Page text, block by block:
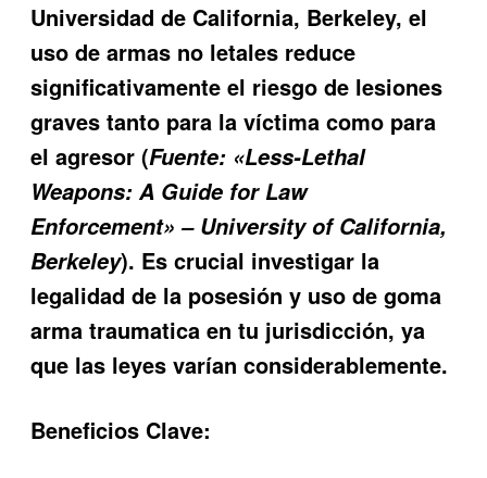
Universidad de California, Berkeley, el
uso de armas no letales reduce
significativamente el riesgo de lesiones
graves tanto para la víctima como para
el agresor (Fuente: «Less-Lethal
Weapons: A Guide for Law
Enforcement» – University of California,
Berkeley). Es crucial investigar la
legalidad de la posesión y uso degoma
arma traumatica en tu jurisdicción, ya
que las leyes varían considerablemente.
Beneficios Clave: